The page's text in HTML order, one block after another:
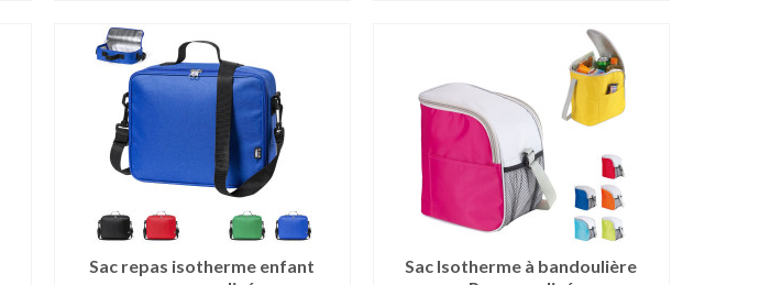
Sac repas isotherme enfant
Sac Isotherme à bandoulière